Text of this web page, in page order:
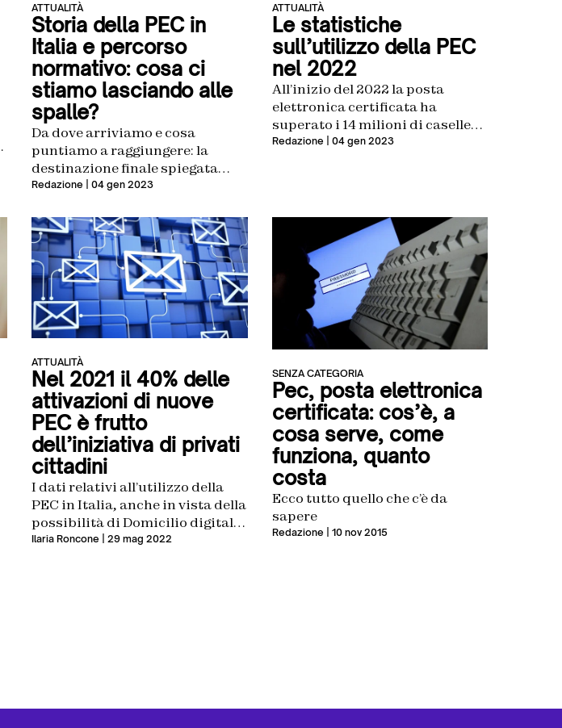
ATTUALITÀ
Storia della PEC in
Italia e percorso
normativo: cosa ci
stiamo lasciando alle
spalle?
Da dove arriviamo e cosa
puntiamo a raggiungere: la
destinazione finale spiegata
attraverso i passaggi che hanno
conosciamo oggi
Redazione | 04 gen 2023
ATTUALITÀ
Le statistiche
sull’utilizzo della PEC
nel 2022
All’inizio del 2022 la posta
elettronica certificata ha
superato i 14 milioni di caselle
attive in Italia
Redazione | 04 gen 2023
ATTUALITÀ
Nel 2021 il 40% delle
attivazioni di nuove
PEC è frutto
dell’iniziativa di privati
cittadini
I dati relativi all’utilizzo della
PEC in Italia, anche in vista della
possibilità di Domicilio digitale,
sono in crescita
Ilaria Roncone | 29 mag 2022
SENZA CATEGORIA
Pec, posta elettronica
certificata: cos’è, a
cosa serve, come
funziona, quanto
costa
Ecco tutto quello che c’è da
sapere
Redazione | 10 nov 2015